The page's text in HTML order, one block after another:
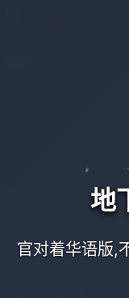
地
官对着华语版,